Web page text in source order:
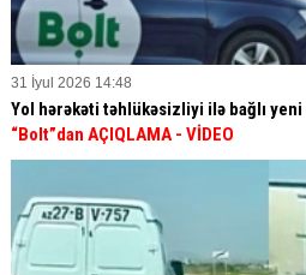
31 İyul 2026 14:48
Yol hərəkəti təhlükəsizliyi ilə bağlı yeni
“Bolt”dan AÇIQLAMA - VİDEO